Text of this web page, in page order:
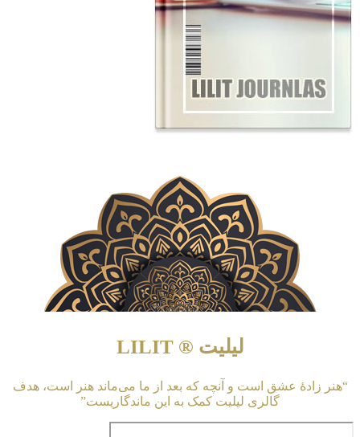
لیلیت ® LILIT
“هنر زادهٔ عشق است و آنچه که بعد از ما می‌ماند هنر است، هدف
گالری لیلیت کمک به این ماندگاریست”